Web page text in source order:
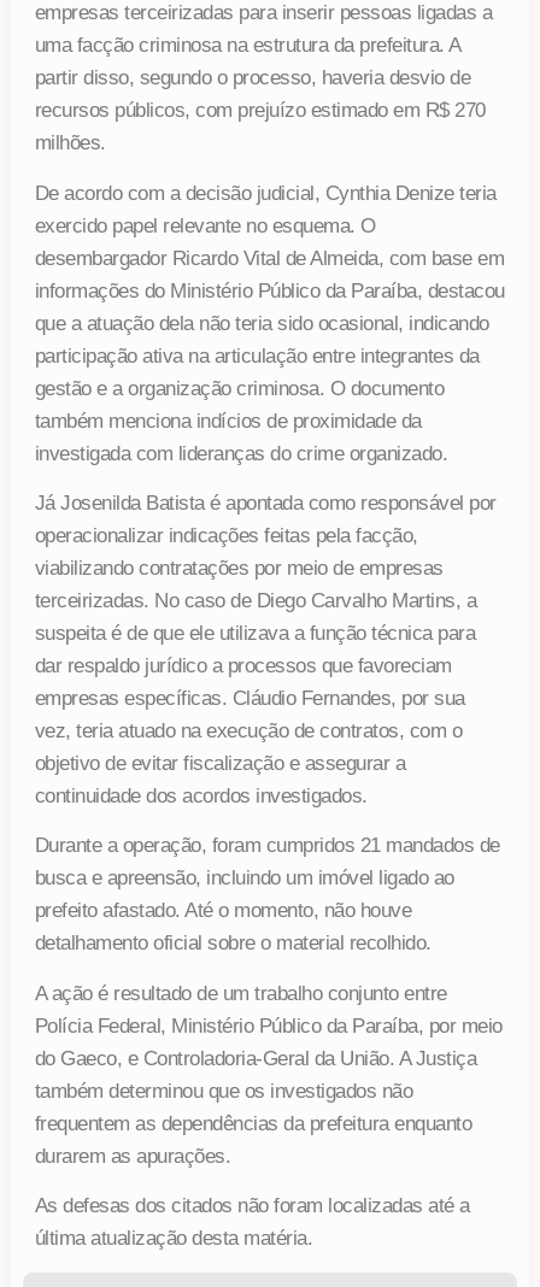
empresas terceirizadas para inserir pessoas ligadas a
uma facção criminosa na estrutura da prefeitura. A
partir disso, segundo o processo, haveria desvio de
recursos públicos, com prejuízo estimado em R$ 270
milhões.
De acordo com a decisão judicial, Cynthia Denize teria
exercido papel relevante no esquema. O
desembargador Ricardo Vital de Almeida, com base em
informações do Ministério Público da Paraíba, destacou
que a atuação dela não teria sido ocasional, indicando
participação ativa na articulação entre integrantes da
gestão e a organização criminosa. O documento
também menciona indícios de proximidade da
investigada com lideranças do crime organizado.
Já Josenilda Batista é apontada como responsável por
operacionalizar indicações feitas pela facção,
viabilizando contratações por meio de empresas
terceirizadas. No caso de Diego Carvalho Martins, a
suspeita é de que ele utilizava a função técnica para
dar respaldo jurídico a processos que favoreciam
empresas específicas. Cláudio Fernandes, por sua
vez, teria atuado na execução de contratos, com o
objetivo de evitar fiscalização e assegurar a
continuidade dos acordos investigados.
Durante a operação, foram cumpridos 21 mandados de
busca e apreensão, incluindo um imóvel ligado ao
prefeito afastado. Até o momento, não houve
detalhamento oficial sobre o material recolhido.
A ação é resultado de um trabalho conjunto entre
Polícia Federal, Ministério Público da Paraíba, por meio
do Gaeco, e Controladoria-Geral da União. A Justiça
também determinou que os investigados não
frequentem as dependências da prefeitura enquanto
durarem as apurações.
As defesas dos citados não foram localizadas até a
última atualização desta matéria.